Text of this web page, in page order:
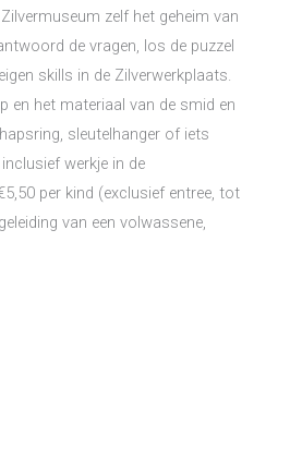
zelf het geheim van
de vragen, los de puzzel
skills in de Zilverwerkplaats.
en het materiaal van de smid en
sleutelhanger of iets
werkje in de
per kind (exclusief entree, tot
van een volwassene,